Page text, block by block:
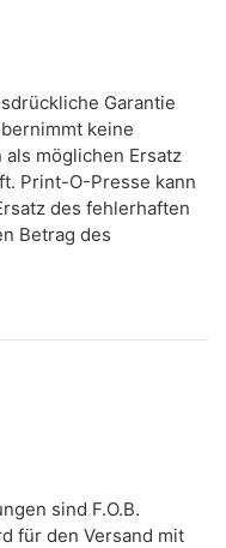
Garantie
keine
möglichen Ersatz
Print-O-Presse kann
des fehlerhaften
Betrag des
sind F.O.B.
für den Versand mit